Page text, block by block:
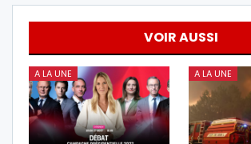
VOIR AUSSI
A LA UNE A LA UNE